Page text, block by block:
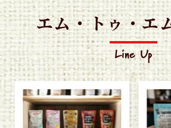
エム・トゥ・エ
ヴ
ィ
MtoM
お
す